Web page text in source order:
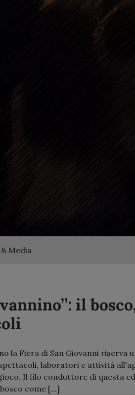
Media
il
la Fiera di San Giovanni riserva
laboratori e attività
Il filo conduttore di questa
come [...]